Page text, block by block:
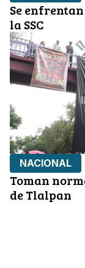
Se
la SSC
NACIONAL
Toman
de Tlalpan